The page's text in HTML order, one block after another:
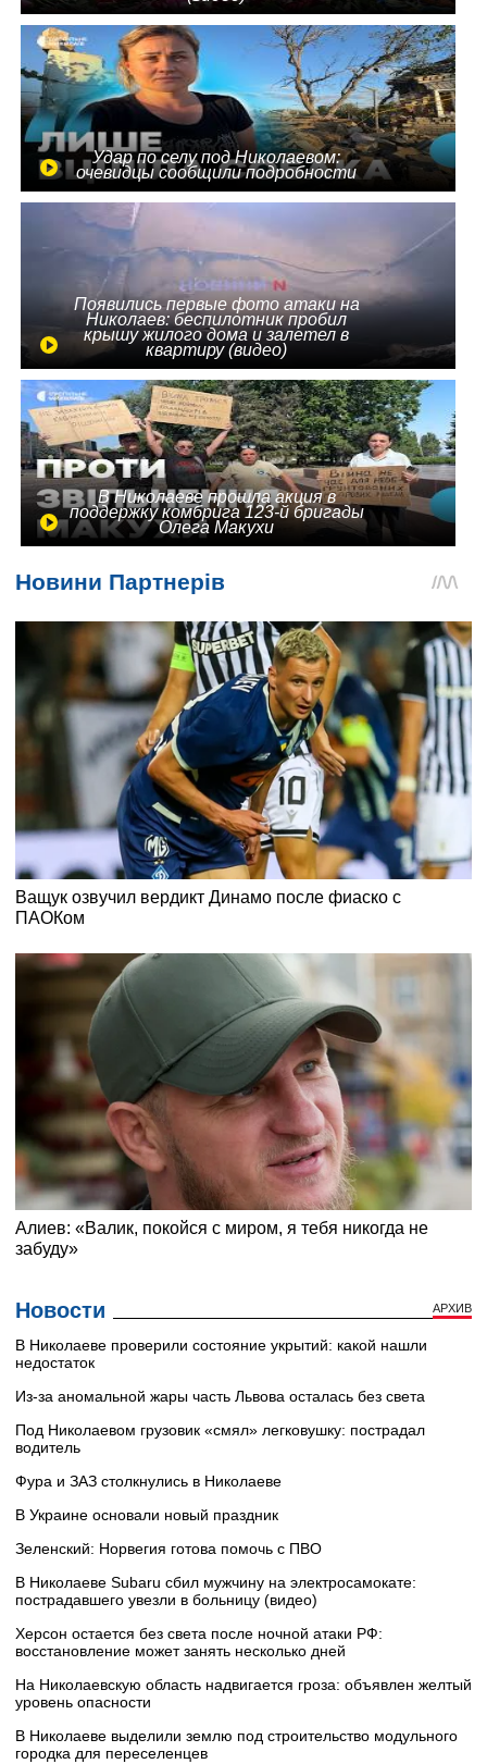
Удар по селу под Николаевом:
очевидцы сообщили подробности
Появились первые фото атаки на
Николаев: беспилотник пробил
крышу жилого дома и залетел в
квартиру (видео)
В Николаеве прошла акция в
поддержку комбрига 123-й бригады
Олега Макухи
Новости АРХИВ
В Николаеве проверили состояние укрытий: какой нашли
недостаток
Из-за аномальной жары часть Львова осталась без света
Под Николаевом грузовик «смял» легковушку: пострадал
водитель
Фура и ЗАЗ столкнулись в Николаеве
В Украине основали новый праздник
Зеленский: Норвегия готова помочь с ПВО
В Николаеве Subaru сбил мужчину на электросамокате:
пострадавшего увезли в больницу (видео)
Херсон остается без света после ночной атаки РФ:
восстановление может занять несколько дней
На Николаевскую область надвигается гроза: объявлен желтый
уровень опасности
В Николаеве выделили землю под строительство модульного
городка для переселенцев